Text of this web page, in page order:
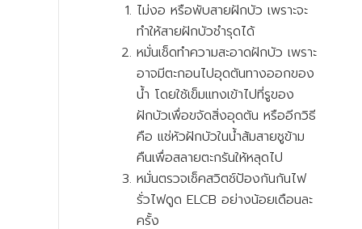
ไม่งอ หรือพับสายฝักบัว เพราะจะ
ทำให้สายฝักบัวชำรุดได้
หมั่นเช็ดทำความสะอาดฝักบัว เพราะ
อาจมีตะกอนไปอุดตันทางออกของ
น้ำ โดยใช้เข็มแทงเข้าไปที่รูของ
ฝักบัวเพื่อขจัดสิ่งอุดตัน หรืออีกวิธี
คือ แช่หัวฝักบัวในน้ำส้มสายชูข้าม
คืนเพื่อสลายตะกรันให้หลุดไป
หมั่นตรวจเช็คสวิตช์ป้องกันกันไฟ
รั่วไฟดูด ELCB อย่างน้อยเดือนละ
ครั้ง